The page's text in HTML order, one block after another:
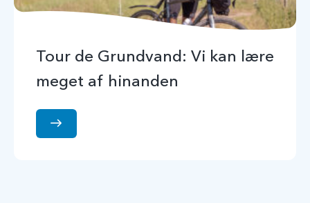
Tour de Grundvand: Vi kan lære
meget af hinanden